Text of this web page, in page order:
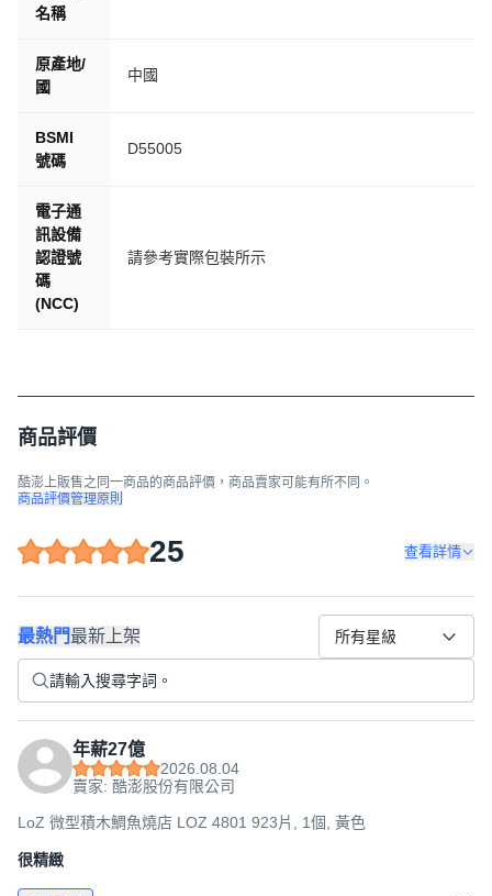
名稱
原產地/
國
中國
BSMI
號碼
D55005
電子通
訊設備
認證號
碼
(NCC)
請參考實際包裝所示
商品評價
酷澎上販售之同一商品的商品評價，商品賣家可能有所不同。
商品評價管理原則
25 查看詳情
最熱門最新上架 所有星級
年薪27億
2026.08.04
賣家: 酷澎股份有限公司
LoZ 微型積木鯛魚燒店 LOZ 4801 923片, 1個, 黃色
很精緻